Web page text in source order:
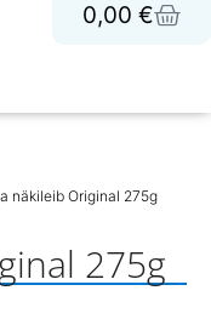
0,00 €
näkileib Original 275g
275g